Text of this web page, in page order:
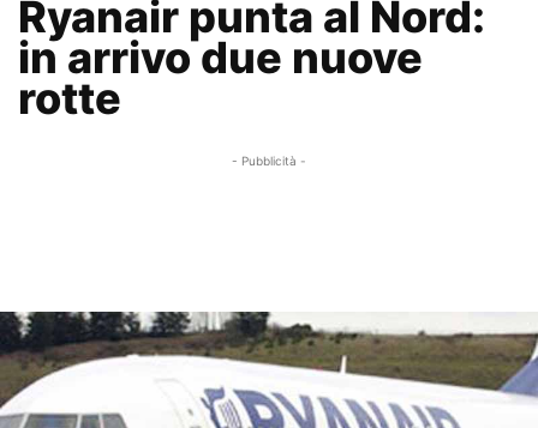
Ryanair punta al Nord:
in arrivo due nuove
rotte
- Pubblicità -